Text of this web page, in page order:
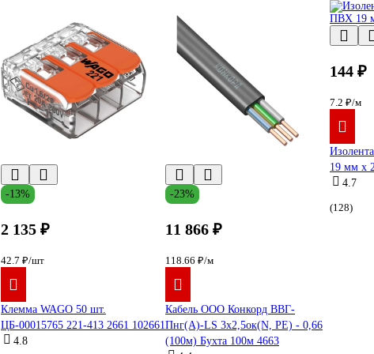
-13%
2 135 ₽
42.7 ₽/шт
Клемма WAGO 50 шт.
ЦБ-00015765 221-413 2661 102661
4.8
-23%
11 866 ₽
118.66 ₽/м
Кабель ООО Конкорд ВВГ-
Пнг(А)-LS 3x2,5ок(N, PE) - 0,66
(100м) Бухта 100м 4663
144 ₽
7.2 ₽/м
19 мм х
4.7
(128)